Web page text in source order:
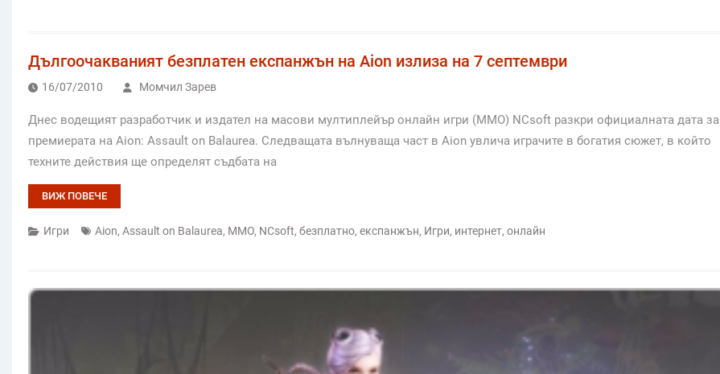
Дългоочакваният безплатен експанжън на Aion излиза на 7 септември
16/07/2010 Момчил Зарев
Днес водещият разработчик и издател на масови мултиплейър онлайн игри (ММО) NCsoft разкри официалната дата за
премиерата на Aion: Assault on Balaurea. Следващата вълнуваща част в Aion увлича играчите в богатия сюжет, в който
техните действия ще определят съдбата на
ВИЖ ПОВЕЧЕ
Игри Aion, Assault on Balaurea, MMO, NCsoft, безплатно, експанжън, Игри, интернет, онлайн